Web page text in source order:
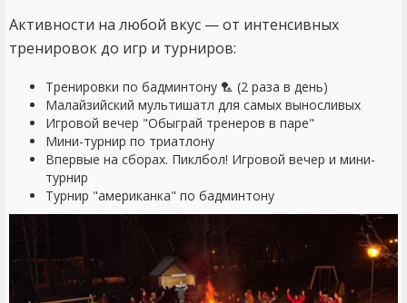
Активности на любой вкус — от интенсивных
тренировок до игр и турниров:
Тренировки по бадминтону 🏸 (2 раза в день)
Малайзийский мультишатл для самых выносливых
Игровой вечер "Обыграй тренеров в паре"
Мини-турнир по триатлону
Впервые на сборах. Пиклбол! Игровой вечер и мини-
турнир
Турнир "американка" по бадминтону